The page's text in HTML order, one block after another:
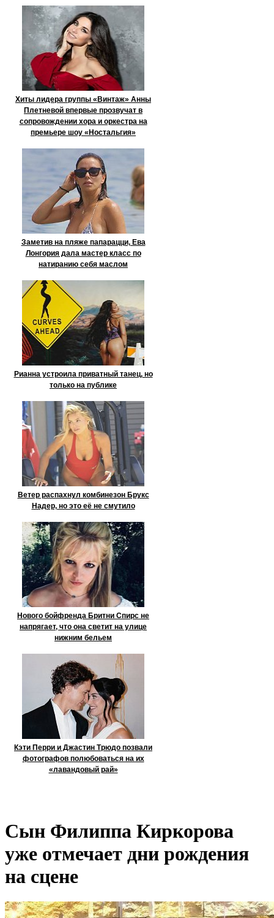
Хиты лидера группы «Винтаж» Анны
Плетневой впервые прозвучат в
сопровождении хора и оркестра на
премьере шоу «Ностальгия»
Заметив на пляже папарацци, Ева
Лонгория дала мастер класс по
натиранию себя маслом
Рианна устроила приватный танец, но
только на публике
Ветер распахнул комбинезон Брукс
Надер, но это её не смутило
Нового бойфренда Бритни Спирс не
напрягает, что она светит на улице
нижним бельем
Кэти Перри и Джастин Трюдо позвали
фотографов полюбоваться на их
«лавандовый рай»
Сын Филиппа Киркорова
уже отмечает дни рождения
на сцене